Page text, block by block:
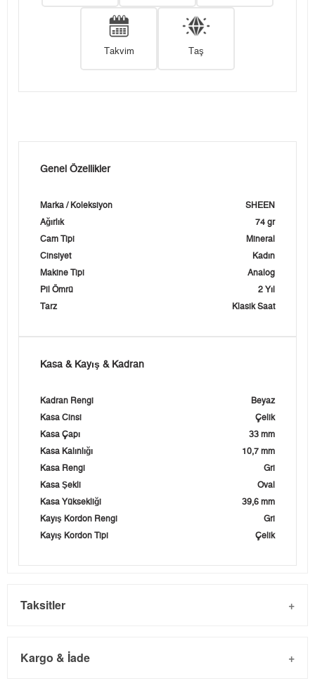
Takvim Taş
Genel Özellikler
Marka / Koleksiyon
SHEEN
Ağırlık
74 gr
Cam Tipi
Mineral
Cinsiyet
Kadın
Makine Tipi
Analog
Pil Ömrü
2 Yıl
Tarz
Klasik Saat
Kasa & Kayış & Kadran
Kadran Rengi
Beyaz
Kasa Cinsi
Çelik
Kasa Çapı
33 mm
Kasa Kalınlığı
10,7 mm
Kasa Rengi
Gri
Kasa Şekli
Oval
Kasa Yüksekliği
39,6 mm
Kayış Kordon Rengi
Gri
Kayış Kordon Tipi
Çelik
Taksitler
Kargo & İade